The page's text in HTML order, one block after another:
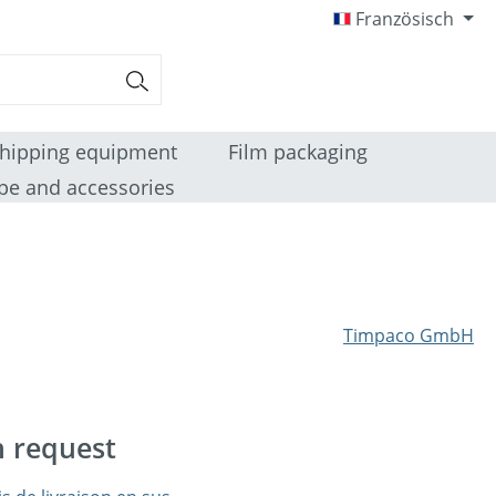
Französisch
equipment
Film packaging
and accessories
Timpaco GmbH
request